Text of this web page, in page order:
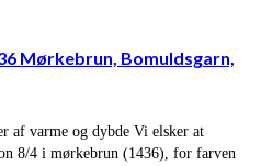
Mørkebrun, Bomuldsgarn,
af varme og dybde Vi elsker at
8/4 i mørkebrun (1436), for farven